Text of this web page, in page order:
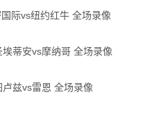
际vs纽约红牛 全场录像
蒂安vs摩纳哥 全场录像
兹vs雷恩 全场录像